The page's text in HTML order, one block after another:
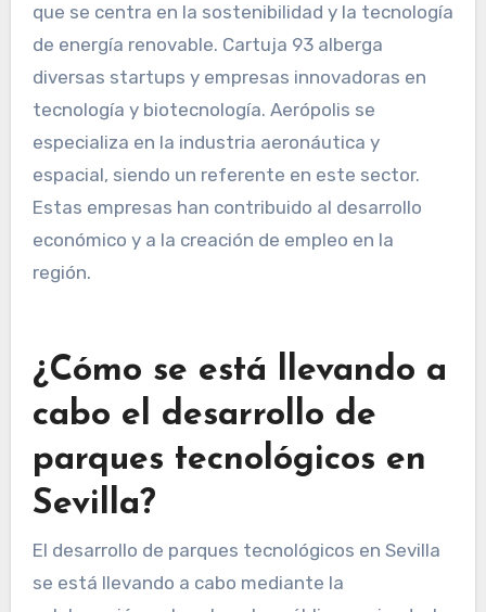
que se centra en la sostenibilidad y la tecnología
de energía renovable. Cartuja 93 alberga
diversas startups y empresas innovadoras en
tecnología y biotecnología. Aerópolis se
especializa en la industria aeronáutica y
espacial, siendo un referente en este sector.
Estas empresas han contribuido al desarrollo
económico y a la creación de empleo en la
región.
¿Cómo se está llevando a
cabo el desarrollo de
parques tecnológicos en
Sevilla?
El desarrollo de parques tecnológicos en Sevilla
se está llevando a cabo mediante la